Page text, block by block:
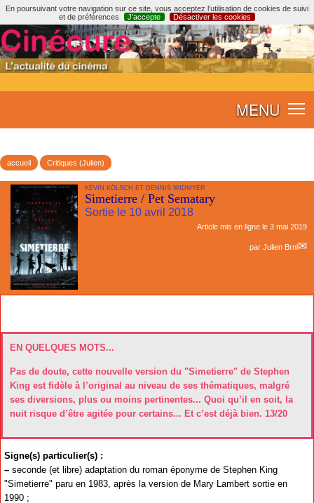
En poursuivant votre navigation sur ce site, vous acceptez l’utilisation de cookies de suivi
et de préférences
J’accepte Désactiver les cookies
MENU
accueil Critiques (Julien)
KEVIN KÖLSCH ET DENNIS WIDMYER
Simetierre / Pet Sematary
Sortie le 10 avril 2018
Article mis en ligne le 3 mai 2019
par Julien Brnl
EN QUELQUES MOTS...
Pas de doute, cette nouvelle version du "Simetierre" de Stephen
King est fidèle à l’original au niveau de ses thématiques, malgré
ses diversions, plus ou moins pertinentes... Quoi qu’il en soit, la
nuit risque d’être agitée pour certains... Et c’est déjà bien. 13/20
Signe(s) particulier(s) :
– seconde (et libre) adaptation du roman éponyme de Stephen King
"Simetierre" paru en 1983, après la version de Mary Lambert sortie en
1990 ;